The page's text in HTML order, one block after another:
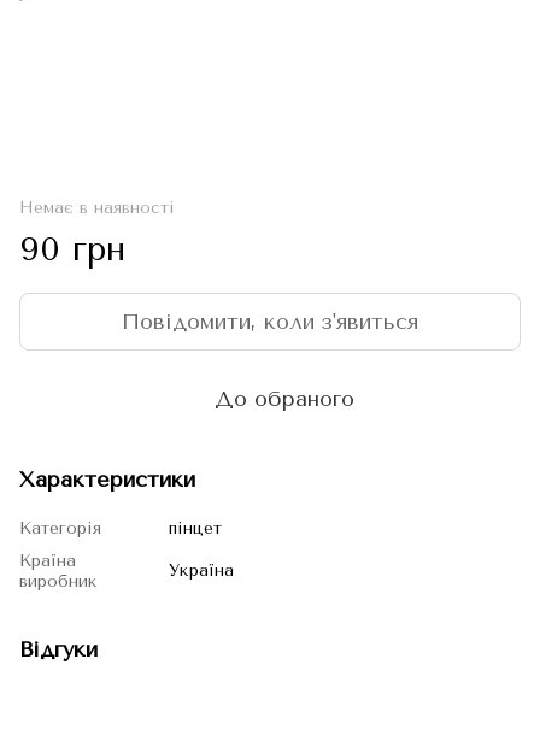
Немає в наявності
90 грн
Повідомити, коли з'явиться
До обраного
Характеристики
Категорія
пінцет
Країна
виробник
Україна
Відгуки